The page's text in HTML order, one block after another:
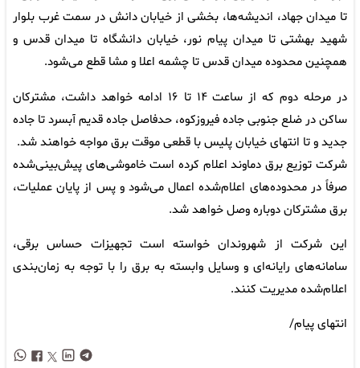
تا میدان جهاد، اندیشه‌ها، بخشی از خیابان دانش در سمت غرب بلوار
شهید بهشتی تا میدان پیام نور، خیابان دانشگاه تا میدان قدس و
همچنین محدوده میدان قدس تا چشمه اعلا و مشا قطع می‌شود.
در مرحله دوم که از ساعت ۱۴ تا ۱۶ ادامه خواهد داشت، مشترکان
ساکن در ضلع جنوبی جاده فیروزکوه، حدفاصل جاده قدیم آبسرد تا جاده
جدید و تا انتهای خیابان پلیس با قطعی موقت برق مواجه خواهند شد.
شرکت توزیع برق دماوند اعلام کرده است خاموشی‌های پیش‌بینی‌شده
صرفاً در محدوده‌های اعلام‌شده اعمال می‌شود و پس از پایان عملیات،
برق مشترکان دوباره وصل خواهد شد.
این شرکت از شهروندان خواسته است تجهیزات حساس برقی،
سامانه‌های رایانه‌ای و وسایل وابسته به برق را با توجه به زمان‌بندی
اعلام‌شده مدیریت کنند.
انتهای پیام/